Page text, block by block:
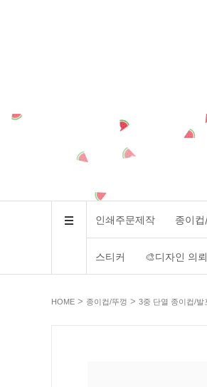
인쇄주문제작 종이
스티커 🎨디자인 의
HOME > 종이컵/뚜껑 > 3중 단열 종이컵/발